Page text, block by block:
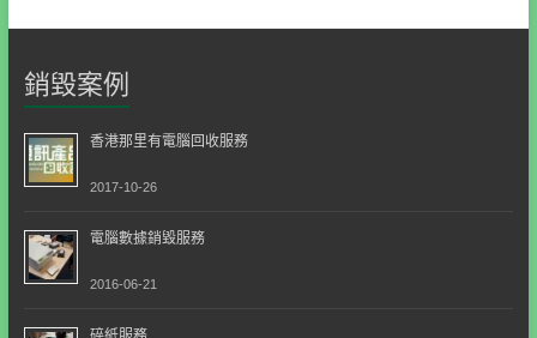
銷毀案例
香港那里有電腦回收服務
2017-10-26
電腦數據銷毀服務
2016-06-21